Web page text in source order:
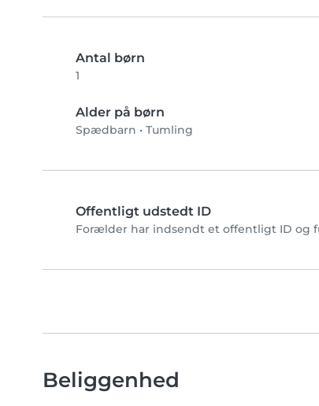
Antal børn
1
Alder på børn
Spædbarn • Tumling
Offentligt udstedt ID
Forælder har indsendt et offentligt ID og
Beliggenhed